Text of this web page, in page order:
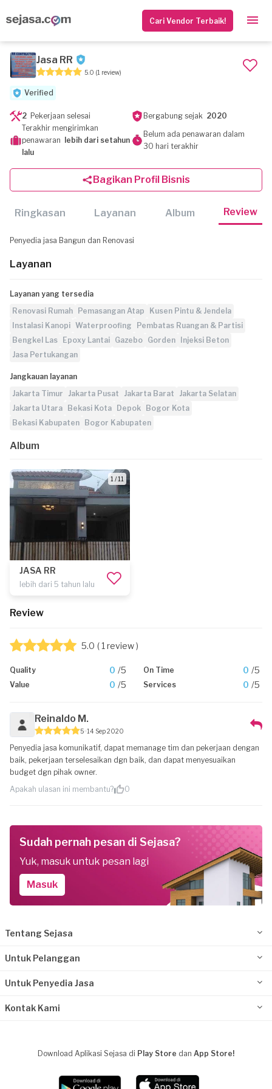
Cari Vendor Terbaik!
Jasa RR
5.0 (1 review)
Verified
2 Pekerjaan selesai Bergabung sejak 2020
Terakhir mengirimkan
penawaran
lebih dari setahun
lalu
Belum ada penawaran dalam
30 hari terakhir
Bagikan Profil Bisnis
Ringkasan Layanan Album Review
Penyedia jasa Bangun dan Renovasi
Layanan
Layanan yang tersedia
Renovasi Rumah
Pemasangan Atap
Kusen Pintu & Jendela
Instalasi Kanopi Waterproofing
Pembatas Ruangan & Partisi
Bengkel Las
Epoxy Lantai Gazebo Gorden
Injeksi Beton
Jasa Pertukangan
Jangkauan layanan
Jakarta Timur
Jakarta Pusat Jakarta Barat
Jakarta Selatan
Jakarta Utara
Bekasi Kota Depok
Bogor Kota
Bekasi Kabupaten
Bogor Kabupaten
Album
1 / 11
JASA RR
lebih dari 5 tahun lalu
Review
5.0 ( 1 review )
Quality 0 /5 On Time 0 /5
Value 0 /5 Services 0 /5
Reinaldo M.
5 14 Sep 2020
Penyedia jasa komunikatif, dapat memanage tim dan pekerjaan dengan
baik, pekerjaan terselesaikan dgn baik, dan dapat menyesuaikan
budget dgn pihak owner.
Apakah ulasan ini membantu?
0
Sudah pernah pesan di Sejasa?
Yuk, masuk untuk pesan lagi
Masuk
Tentang Sejasa
Untuk Pelanggan
Untuk Penyedia Jasa
Kontak Kami
Download Aplikasi Sejasa di Play Store dan App Store!